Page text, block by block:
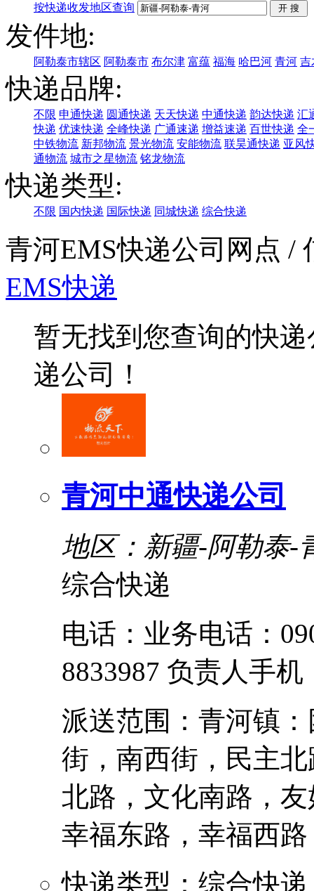
按快递收发地区查询
发件地:
阿勒泰市辖区 阿勒泰市 布尔津 富蕴 福海 哈巴河 青河 吉
快递品牌:
不限 申通快递 圆通快递 天天快递 中通快递 韵达快递 汇
快递 优速快递 全峰快递 广通速递 增益速递 百世快递 全
中铁物流 新邦物流 景光物流 安能物流 联昊通快递 亚风
通物流 城市之星物流 铭龙物流
快递类型:
不限 国内快递 国际快递 同城快递 综合快递
青河EMS快递公司网点 /
EMS快递
暂无找到您查询的快
递公司！
青河中通快递公司
地区：新疆-阿勒泰-
综合快递
电话：业务电话：
8833987 负责人手机
派送范围：青河镇
街，南西街，民主
北路，文化南路，
幸福东路，幸福西
快递类型：综合快递